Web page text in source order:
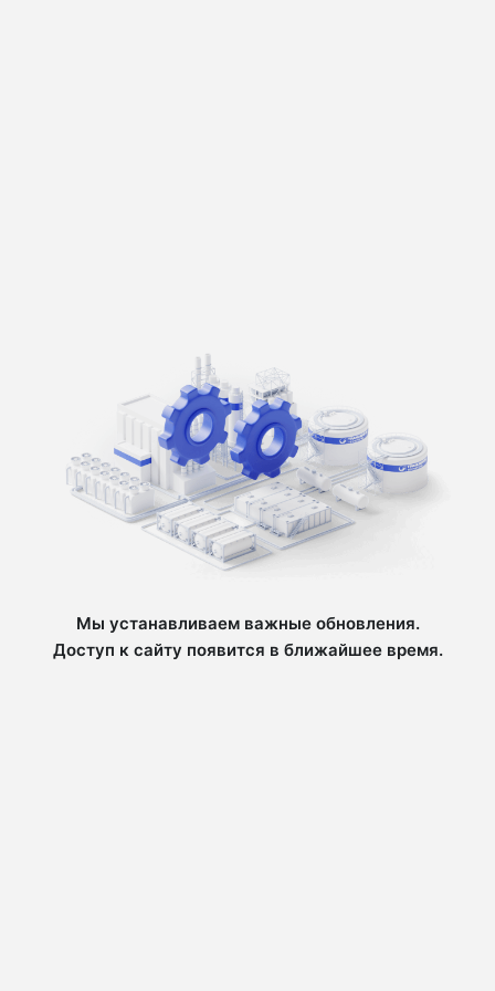
Мы устанавливаем важные обновления.
Доступ к сайту появится в ближайшее время.